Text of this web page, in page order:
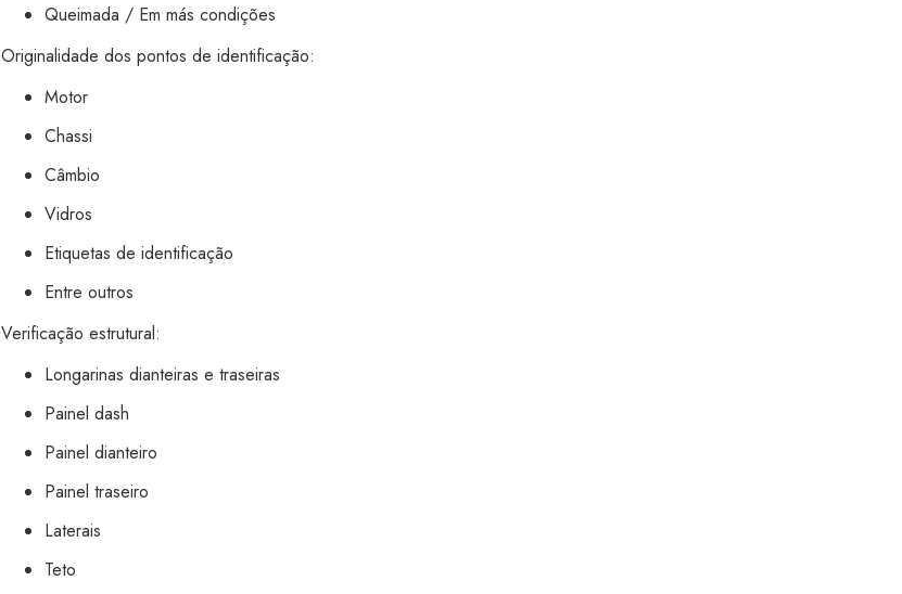
Queimada / Em más condições
Originalidade dos pontos de identificação:
Motor
Chassi
Câmbio
Vidros
Etiquetas de identificação
Entre outros
Verificação estrutural:
Longarinas dianteiras e traseiras
Painel dash
Painel dianteiro
Painel traseiro
Laterais
Teto